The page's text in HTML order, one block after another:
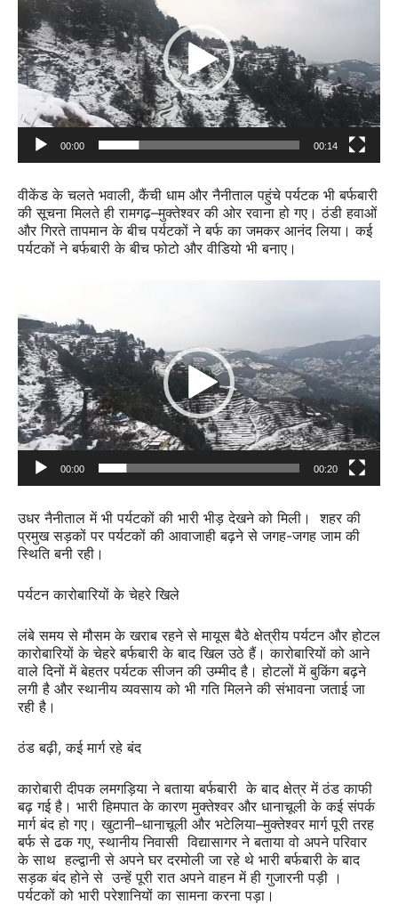
00:00 00:14
वीकेंड के चलते भवाली, कैंची धाम और नैनीताल पहुंचे पर्यटक भी बर्फबारी
की सूचना मिलते ही रामगढ़–मुक्तेश्वर की ओर रवाना हो गए। ठंडी हवाओं
और गिरते तापमान के बीच पर्यटकों ने बर्फ का जमकर आनंद लिया। कई
पर्यटकों ने बर्फबारी के बीच फोटो और वीडियो भी बनाए।
Player
00:00 00:20
उधर नैनीताल में भी पर्यटकों की भारी भीड़ देखने को मिली। शहर की
प्रमुख सड़कों पर पर्यटकों की आवाजाही बढ़ने से जगह-जगह जाम की
स्थिति बनी रही।
पर्यटन कारोबारियों के चेहरे खिले
लंबे समय से मौसम के खराब रहने से मायूस बैठे क्षेत्रीय पर्यटन और होटल
कारोबारियों के चेहरे बर्फबारी के बाद खिल उठे हैं। कारोबारियों को आने
वाले दिनों में बेहतर पर्यटक सीजन की उम्मीद है। होटलों में बुकिंग बढ़ने
लगी है और स्थानीय व्यवसाय को भी गति मिलने की संभावना जताई जा
रही है।
ठंड बढ़ी, कई मार्ग रहे बंद
कारोबारी दीपक लमगड़िया ने बताया बर्फबारी के बाद क्षेत्र में ठंड काफी
बढ़ गई है। भारी हिमपात के कारण मुक्तेश्वर और धानाचूली के कई संपर्क
मार्ग बंद हो गए। खुटानी–धानाचूली और भटेलिया–मुक्तेश्वर मार्ग पूरी तरह
बर्फ से ढक गए, स्थानीय निवासी विद्यासागर ने बताया वो अपने परिवार
के साथ हल्द्वानी से अपने घर दरमोली जा रहे थे भारी बर्फबारी के बाद
सड़क बंद होने से उन्हें पूरी रात अपने वाहन में ही गुजारनी पड़ी ।
पर्यटकों को भारी परेशानियों का सामना करना पड़ा।